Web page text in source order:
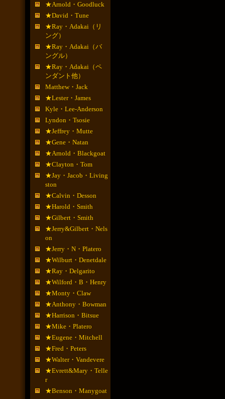
★Arnold・Goodluck
★David・Tune
★Ray・Adakai（リ
ング）
★Ray・Adakai（バ
ングル）
★Ray・Adakai（ペ
ンダント他）
Matthew・Jack
★Lester・James
Kyle・Lee-Anderson
Lyndon・Tsosie
★Jeffrey・Mutte
★Gene・Natan
★Arnold・Blackgoat
★Clayton・Tom
★Jay・Jacob・Living
ston
★Calvin・Desson
★Harold・Smith
★Gilbert・Smith
★Jerry&Gilbert・Nels
on
★Jerry・N・Platero
★Wilburt・Denetdale
★Ray・Delgarito
★Wilford・B・Henry
★Monty・Claw
★Anthony・Bowman
★Harrison・Bitsue
★Mike・Platero
★Eugene・Mitchell
★Fred・Peters
★Walter・Vandevere
★Evrett&Mary・Telle
r
★Benson・Manygoat